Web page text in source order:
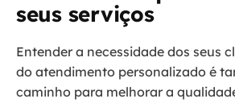
seus serviços
Entender a necessidade dos seus
do atendimento personalizado é
caminho para melhorar a